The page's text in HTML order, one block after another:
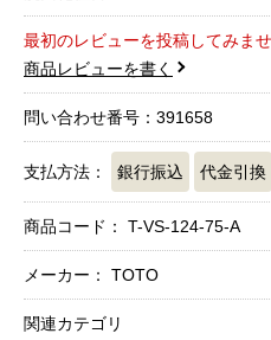
最初のレビューを投稿してみま
商品レビューを書く
問い合わせ番号：391658
支払方法： 銀行振込 代金引換
商品コード： T-VS-124-75-A
メーカー： TOTO
関連カテゴリ